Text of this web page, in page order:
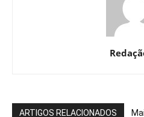
ARTIGOS RELACIONADOS